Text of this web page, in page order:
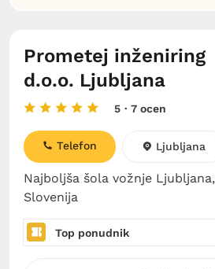
Prometej inženiring
d.o.o. Ljubljana
5 · 7 ocen
Najboljša šola vožnje
Slovenija
Telefon Ljubljana
Top ponudnik